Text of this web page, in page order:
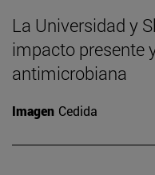
La Universidad y
impacto presente
antimicrobiana
Imagen Cedida